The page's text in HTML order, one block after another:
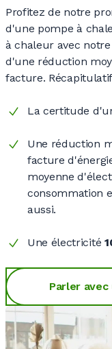
Profitez de notre
d'une pompe à
à chaleur avec
d'une réduction
facture.
La certitude
Une réduction
facture
moyenne
consommation
aussi.
Une électricité
Parler